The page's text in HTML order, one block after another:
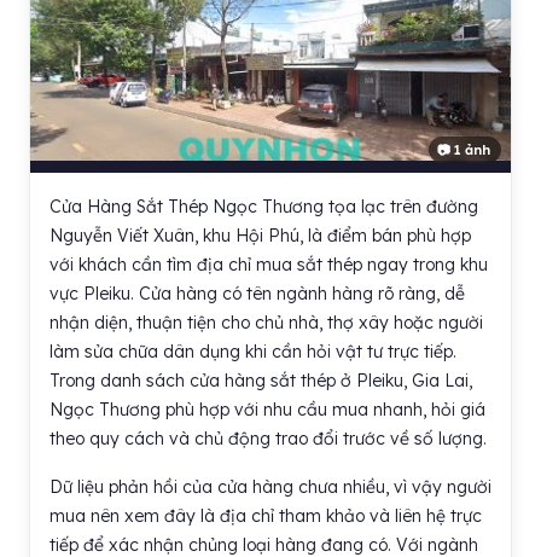
📷 1 ảnh
Cửa Hàng Sắt Thép Ngọc Thương tọa lạc trên đường
Nguyễn Viết Xuân, khu Hội Phú, là điểm bán phù hợp
với khách cần tìm địa chỉ mua sắt thép ngay trong khu
vực Pleiku. Cửa hàng có tên ngành hàng rõ ràng, dễ
nhận diện, thuận tiện cho chủ nhà, thợ xây hoặc người
làm sửa chữa dân dụng khi cần hỏi vật tư trực tiếp.
Trong danh sách cửa hàng sắt thép ở Pleiku, Gia Lai,
Ngọc Thương phù hợp với nhu cầu mua nhanh, hỏi giá
theo quy cách và chủ động trao đổi trước về số lượng.
Dữ liệu phản hồi của cửa hàng chưa nhiều, vì vậy người
mua nên xem đây là địa chỉ tham khảo và liên hệ trực
tiếp để xác nhận chủng loại hàng đang có. Với ngành